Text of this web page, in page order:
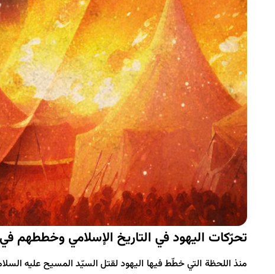
تحرّكات اليهود في التاريخ الإسلامي وخططهم
منذ اللحظة التي خطّط فيها اليهود لقتل السيّد المسيح عليه